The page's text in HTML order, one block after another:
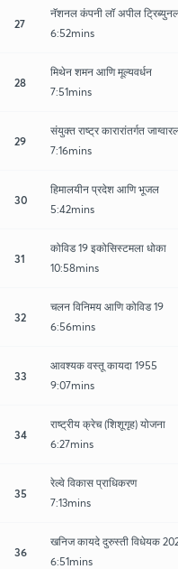
27
नॅशनल कंपनी लॉ अपील
6:52mins
28
मिथेन शमन आणि मूल्यवर्धन
7:51mins
29
संयुक्त राष्ट्र कारारांतर्गत
7:16mins
30
हिमालयीन प्रदेश आणि भूजल
5:42mins
31
कोविड 19 इकोसिस्टमला धोका
10:58mins
32
चलन विनिमय आणि कोविड 19
6:56mins
33
आवश्यक वस्तू कायदा 1955
9:07mins
34
राष्ट्रीय क्रेच (शिशूगृह) योजना
6:27mins
35
रेल्वे विकास प्राधिकरण
7:13mins
36
खनिज कायदे दुरुस्ती विधेयक
6:51mins